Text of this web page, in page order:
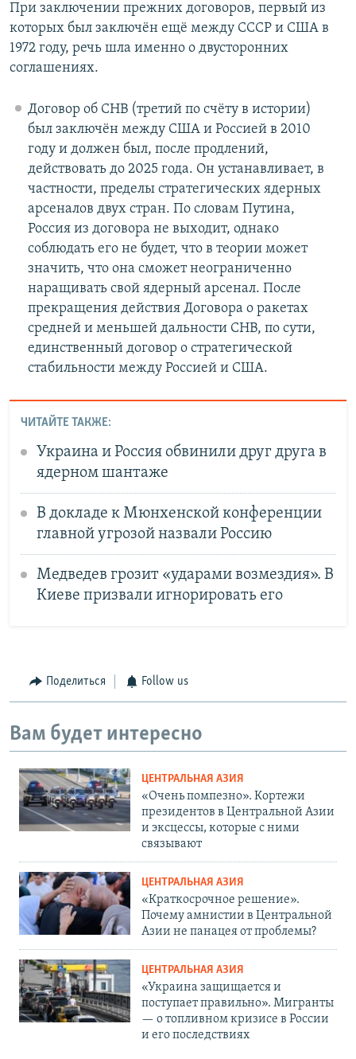
При заключении прежних договоров, первый из
которых был заключён ещё между СССР и США в
1972 году, речь шла именно о двусторонних
соглашениях.
Договор об СНВ (третий по счёту в истории)
был заключён между США и Россией в 2010
году и должен был, после продлений,
действовать до 2025 года. Он устанавливает, в
частности, пределы стратегических ядерных
арсеналов двух стран. По словам Путина,
Россия из договора не выходит, однако
соблюдать его не будет, что в теории может
значить, что она сможет неограниченно
наращивать свой ядерный арсенал. После
прекращения действия Договора о ракетах
средней и меньшей дальности СНВ, по сути,
единственный договор о стратегической
стабильности между Россией и США.
ЧИТАЙТЕ ТАКЖЕ:
Украина и Россия обвинили друг друга в
ядерном шантаже
В докладе к Мюнхенской конференции
главной угрозой назвали Россию
Медведев грозит «ударами возмездия». В
Киеве призвали игнорировать его
Поделиться Follow us
Вам будет интересно
ЦЕНТРАЛЬНАЯ АЗИЯ
«Очень помпезно». Кортежи
президентов в Центральной Азии
и эксцессы, которые с ними
связывают
ЦЕНТРАЛЬНАЯ АЗИЯ
«Краткосрочное решение».
Почему амнистии в Центральной
Азии не панацея от проблемы?
ЦЕНТРАЛЬНАЯ АЗИЯ
«Украина защищается и
поступает правильно». Мигранты
— о топливном кризисе в России
и его последствиях